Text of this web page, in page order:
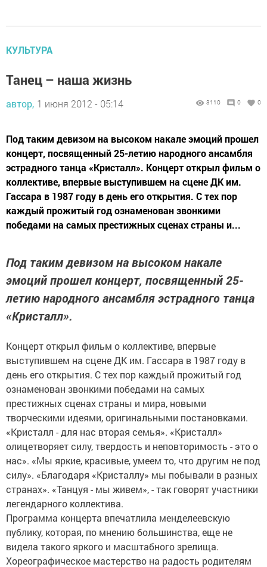
КУЛЬТУРА
Танец – наша жизнь
автор, 1 июня 2012 - 05:14 3110 0 0
Под таким девизом на высоком накале эмоций прошел
концерт, посвященный 25-летию народного ансамбля
эстрадного танца «Кристалл». Концерт открыл фильм о
коллективе, впервые выступившем на сцене ДК им.
Гассара в 1987 году в день его открытия. С тех пор
каждый прожитый год ознаменован звонкими
победами на самых престижных сценах страны и...
Под таким девизом на высоком накале
эмоций прошел концерт, посвященный 25-
летию народного ансамбля эстрадного танца
«Кристалл».
Концерт открыл фильм о коллективе, впервые
выступившем на сцене ДК им. Гассара в 1987 году в
день его открытия. С тех пор каждый прожитый год
ознаменован звонкими победами на самых
престижных сценах страны и мира, новыми
творческими идеями, оригинальными постановками.
«Кристалл - для нас вторая семья». «Кристалл»
олицетворяет силу, твердость и неповторимость - это о
нас». «Мы яркие, красивые, умеем то, что другим не под
силу». «Благодаря «Кристаллу» мы побывали в разных
странах». «Танцуя - мы живем», - так говорят участники
легендарного коллектива.
Программа концерта впечатлила менделеевскую
публику, которая, по мнению большинства, еще не
видела такого яркого и масштабного зрелища.
Хореографическое мастерство на радость родителям